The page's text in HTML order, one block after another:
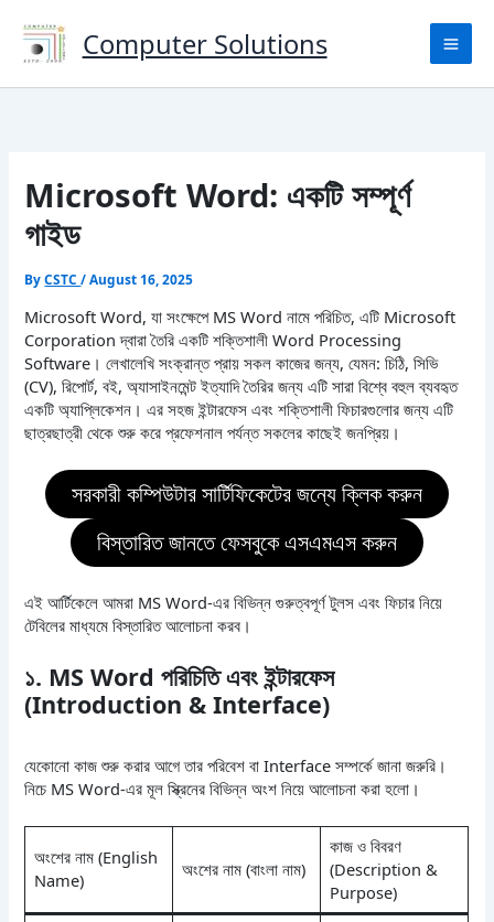
content
Computer Solutions
Microsoft Word: একটি সম্পূর্ণ
গাইড
ByCSTC/August 16, 2025
Microsoft Word, যা সংক্ষেপে MS Word নামে পরিচিত, এটি Microsoft
Corporation দ্বারা তৈরি একটি শক্তিশালী Word Processing
Software। লেখালেখি সংক্রান্ত প্রায় সকল কাজের জন্য, যেমন: চিঠি, সিভি
(CV), রিপোর্ট, বই, অ্যাসাইনমেন্ট ইত্যাদি তৈরির জন্য এটি সারা বিশ্বে বহুল ব্যবহৃত
একটি অ্যাপ্লিকেশন। এর সহজ ইন্টারফেস এবং শক্তিশালী ফিচারগুলোর জন্য এটি
ছাত্রছাত্রী থেকে শুরু করে প্রফেশনাল পর্যন্ত সকলের কাছেই জনপ্রিয়।
সরকারী কম্পিউটার সার্টিফিকেটের জন্যে ক্লিক করুন
বিস্তারিত জানতে ফেসবুকে এসএমএস করুন
এই আর্টিকেলে আমরা MS Word-এর বিভিন্ন গুরুত্বপূর্ণ টুলস এবং ফিচার নিয়ে
টেবিলের মাধ্যমে বিস্তারিত আলোচনা করব।
১. MS Word পরিচিতি এবং ইন্টারফেস
(Introduction & Interface)
যেকোনো কাজ শুরু করার আগে তার পরিবেশ বা Interface সম্পর্কে জানা জরুরি।
নিচে MS Word-এর মূল স্ক্রিনের বিভিন্ন অংশ নিয়ে আলোচনা করা হলো।
অংশের নাম (English
Name)
অংশের নাম (বাংলা নাম)
কাজ ও বিবরণ
(Description &
Purpose)